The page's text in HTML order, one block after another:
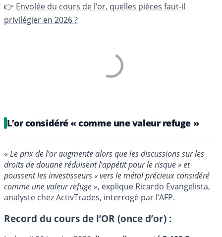
👉 Envolée du cours de l’or, quelles pièces faut-il
privilégier en 2026 ?
L’or considéré « comme une valeur refuge »
« Le prix de l’or augmente alors que les discussions sur les
droits de douane réduisent l’appétit pour le risque » et
poussent les investisseurs « vers le métal précieux considéré
comme une valeur refuge», explique Ricardo Evangelista,
analyste chez ActivTrades, interrogé par l’AFP.
Record du cours de l’OR (once d’or) :